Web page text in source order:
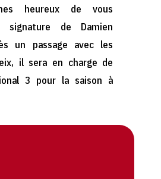
heureux de vous
signature de Damien
un passage avec les
il sera en charge de
3 pour la saison à